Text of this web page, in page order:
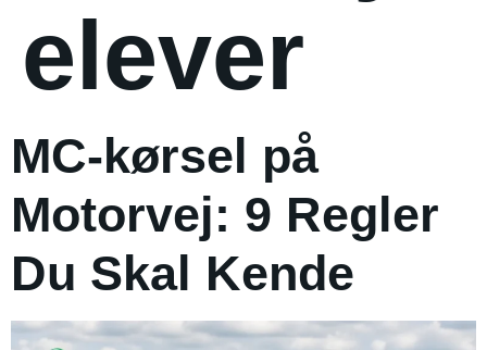
elever
MC-kørsel på
Motorvej: 9 Regler
Du Skal Kende